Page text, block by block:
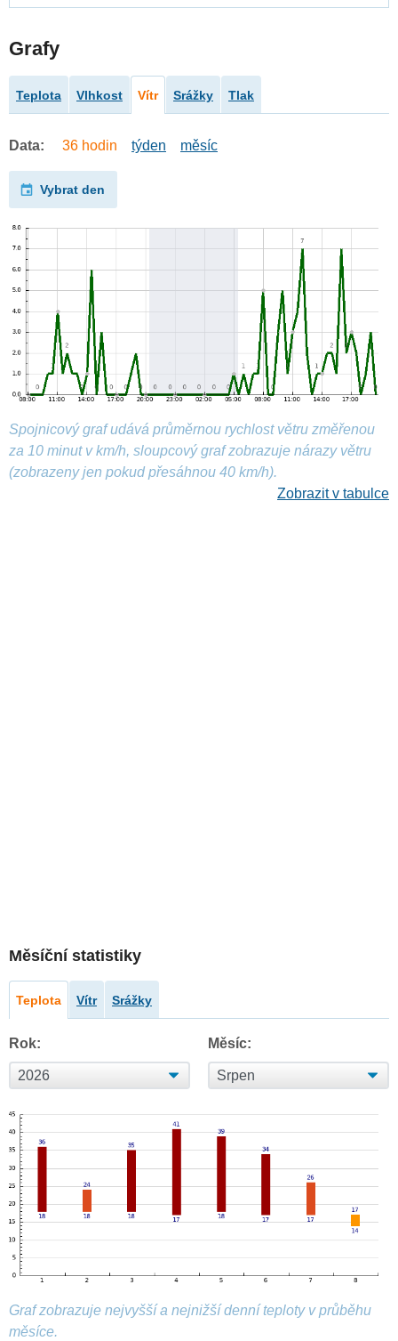
Grafy
Teplota Vlhkost Vítr Srážky Tlak
Data: 36 hodin týden měsíc
Vybrat den
Spojnicový graf udává průměrnou rychlost větru změřenou
za 10 minut v km/h, sloupcový graf zobrazuje nárazy větru
(zobrazeny jen pokud přesáhnou 40 km/h).
Zobrazit v tabulce
Měsíční statistiky
Teplota Vítr Srážky
Rok: Měsíc:
Graf zobrazuje nejvyšší a nejnižší denní teploty v průběhu
měsíce.